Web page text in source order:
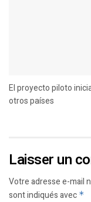
El proyecto piloto
otros países
Laisser un
Votre adresse e-mail
sont indiqués avec *